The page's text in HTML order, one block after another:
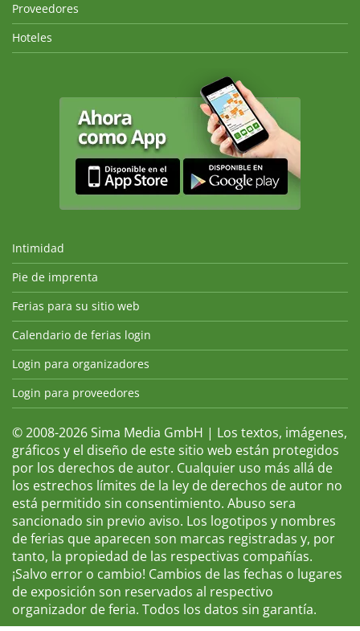
Proveedores
Hoteles
Intimidad
Pie de imprenta
Ferias para su sitio web
Calendario de ferias login
Login para organizadores
Login para proveedores
© 2008-2026 Sima Media GmbH | Los textos, imágenes,
gráficos y el diseño de este sitio web están protegidos
por los derechos de autor. Cualquier uso más allá de
los estrechos límites de la ley de derechos de autor no
está permitido sin consentimiento. Abuso sera
sancionado sin previo aviso. Los logotipos y nombres
de ferias que aparecen son marcas registradas y, por
tanto, la propiedad de las respectivas compañías.
¡Salvo error o cambio! Cambios de las fechas o lugares
de exposición son reservados al respectivo
organizador de feria. Todos los datos sin garantía.